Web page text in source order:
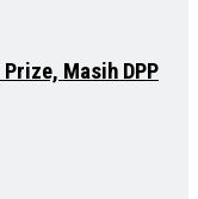
Masih DPP